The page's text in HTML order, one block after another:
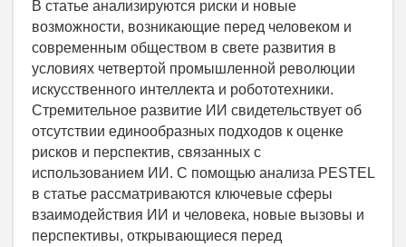
В статье анализируются риски и новые
возможности, возникающие перед человеком и
современным обществом в свете развития в
условиях четвертой промышленной революции
искусственного интеллекта и робототехники.
Стремительное развитие ИИ свидетельствует об
отсутствии единообразных подходов к оценке
рисков и перспектив, связанных с
использованием ИИ. С помощью анализа PESTEL
в статье рассматриваются ключевые сферы
взаимодействия ИИ и человека, новые вызовы и
перспективы, открывающиеся перед